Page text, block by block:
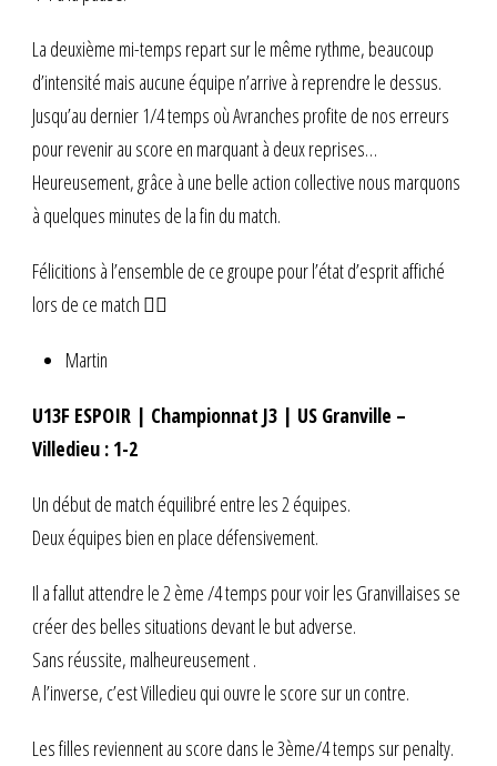
La deuxième mi-temps repart sur le même rythme, beaucoup
d’intensité mais aucune équipe n’arrive à reprendre le dessus.
Jusqu’au dernier 1/4 temps où Avranches profite de nos erreurs
pour revenir au score en marquant à deux reprises…
Heureusement, grâce à une belle action collective nous marquons
à quelques minutes de la fin du match.
Félicitions à l’ensemble de ce groupe pour l’état d’esprit affiché
lors de ce match 👍🏼
Martin
U13F ESPOIR | Championnat J3 | US Granville –
Villedieu : 1-2
Un début de match équilibré entre les 2 équipes.
Deux équipes bien en place défensivement.
Il a fallut attendre le 2 ème /4 temps pour voir les Granvillaises se
créer des belles situations devant le but adverse.
Sans réussite, malheureusement .
A l’inverse, c’est Villedieu qui ouvre le score sur un contre.
Les filles reviennent au score dans le 3ème/4 temps sur penalty.